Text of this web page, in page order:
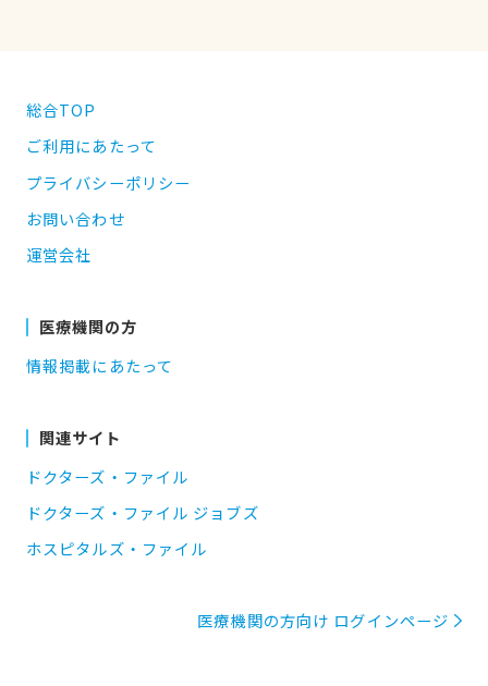
総合TOP
ご利用にあたって
プライバシーポリシー
お問い合わせ
運営会社
医療機関の方
情報掲載にあたって
関連サイト
ドクターズ・ファイル
ドクターズ・ファイル ジョブズ
ホスピタルズ・ファイル
医療機関の方向け ログインページ